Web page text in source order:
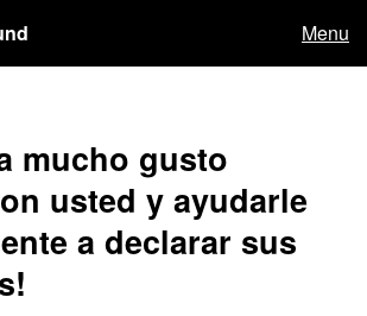
Menu
mucho gusto
usted y ayudarle
a declarar sus